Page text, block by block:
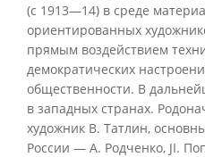
(с 1913—14) в среде
ориентированных
прямым воздействием
демократических
общественности. В
в западных странах.
художник В. Татлин,
России — А. Родченко, JI.